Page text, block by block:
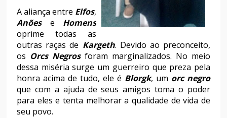
A aliança entre Elfos,
Anões e Homens
oprime todas as
outras raças de Kargeth. Devido ao preconceito,
os Orcs Negrosforam marginalizados. No meio
dessa miséria surge um guerreiro que preza pela
honra acima de tudo, ele é Blorgk, um orc negro
que com a ajuda de seus amigos toma o poder
para eles e tenta melhorar a qualidade de vida de
seu povo.